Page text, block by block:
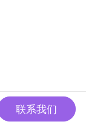
联系我们